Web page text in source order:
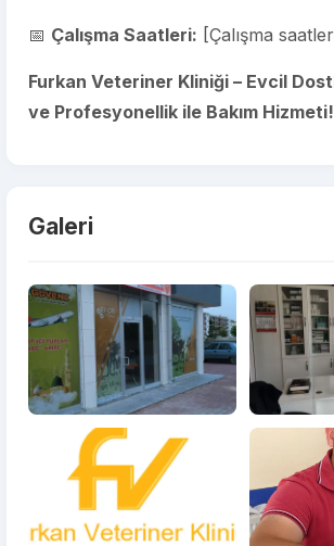
📅 Çalışma Saatleri: [Çalışma
Furkan Veteriner Kliniği – Evcil
ve Profesyonellik ile Bakım Hizmeti!
Galeri